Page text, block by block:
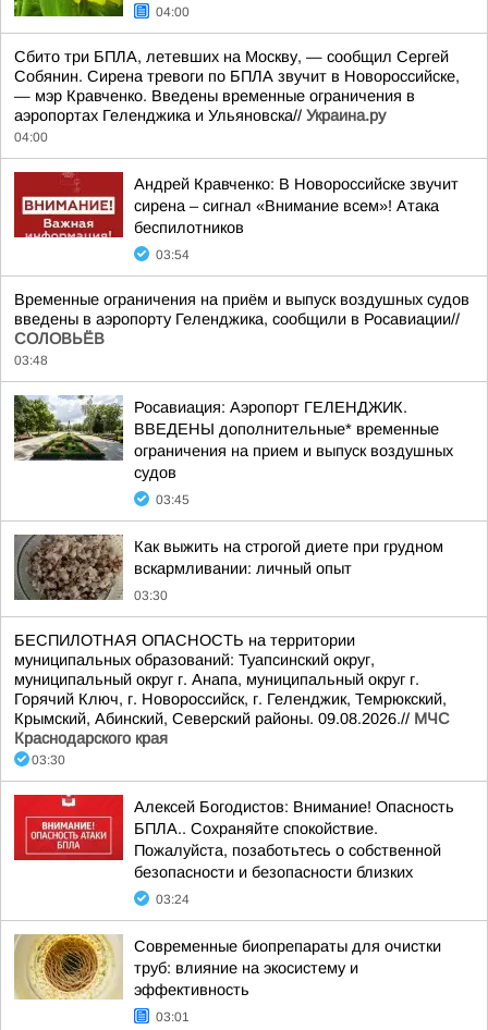
04:00
Сбито три БПЛА, летевших на Москву, — сообщил Сергей
Собянин. Сирена тревоги по БПЛА звучит в Новороссийске,
— мэр Кравченко. Введены временные ограничения в
аэропортах Геленджика и Ульяновска// Украина.ру
04:00
Андрей Кравченко: В Новороссийске звучит
сирена – сигнал «Внимание всем»! Атака
беспилотников
03:54
Временные ограничения на приём и выпуск воздушных судов
введены в аэропорту Геленджика, сообщили в Росавиации//
СОЛОВЬЁВ
03:48
Росавиация: Аэропорт ГЕЛЕНДЖИК.
ВВЕДЕНЫ дополнительные* временные
ограничения на прием и выпуск воздушных
судов
03:45
Как выжить на строгой диете при грудном
вскармливании: личный опыт
03:30
БЕСПИЛОТНАЯ ОПАСНОСТЬ на территории
муниципальных образований: Туапсинский округ,
муниципальный округ г. Анапа, муниципальный округ г.
Горячий Ключ, г. Новороссийск, г. Геленджик, Темрюкский,
Крымский, Абинский, Северский районы. 09.08.2026.// МЧС
Краснодарского края
03:30
Алексей Богодистов: Внимание! Опасность
БПЛА.. Сохраняйте спокойствие.
Пожалуйста, позаботьтесь о собственной
безопасности и безопасности близких
03:24
Современные биопрепараты для очистки
труб: влияние на экосистему и
эффективность
03:01